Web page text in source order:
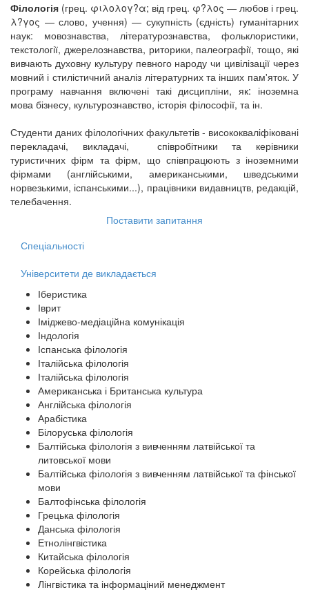
Філологія (грец. φιλολογ?α; від грец. φ?λος — любов і грец.
λ?γος — слово, учення) — сукупність (єдність) гуманітарних
наук: мовознавства, літературознавства, фольклористики,
текстології, джерелознавства, риторики, палеографії, тощо, які
вивчають духовну культуру певного народу чи цивілізації через
мовний і стилістичний аналіз літературних та інших пам'яток. У
програму навчання включені такі дисципліни, як: іноземна
мова бізнесу, культурознавство, історія філософії, та ін.
Студенти даних філологічних факультетів - висококваліфіковані
перекладачі, викладачі, співробітники та керівники
туристичних фірм та фірм, що співпрацюють з іноземними
фірмами (англійськими, американськими, шведськими
норвезькими, іспанськими...), працівники видавництв, редакцій,
телебачення.
Поставити запитання
Спеціальності
Університети де викладається
Іберистика
Іврит
Іміджево-медіаційна комунікація
Індологія
Іспанська філологія
Італійська філологія
Італійська філологія
Американська і Британська культура
Англійська філологія
Арабістика
Білоруська філологія
Балтійська філологія з вивченням латвійської та
литовської мови
Балтійська філологія з вивченням латвійської та фінської
мови
Балтофінська філологія
Грецька філологія
Данська філологія
Етнолінгвістика
Китайська філологія
Корейська філологія
Лінгвістика та інформаціний менеджмент